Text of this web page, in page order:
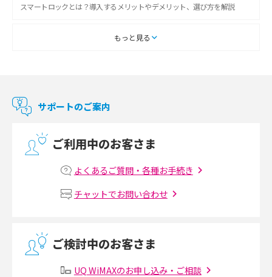
スマートロックとは？導入するメリットやデメリット、選び方を解説
スマートテレビとは？特徴や選び方、使い方をわかりやすく解説
マンションで使えるWi-Fiは？種類ごとの特徴や選び方を紹介
マンションで光回線の利用を始める手順は？設備状況の確認方法も解説
Wi-Fiルーターの設定方法をわかりやすく解説！事前に準備すべきものも紹
無線LANとは？メリット・デメリットや接続方法を解説
もっと見る
サポートのご案内
ご利用中のお客さま
よくあるご質問・各種お手続き
チャットでお問い合わせ
ご検討中のお客さま
UQ WiMAXのお申し込み・ご相談